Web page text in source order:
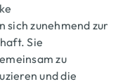
zunehmend zur
Sie
zu
und die